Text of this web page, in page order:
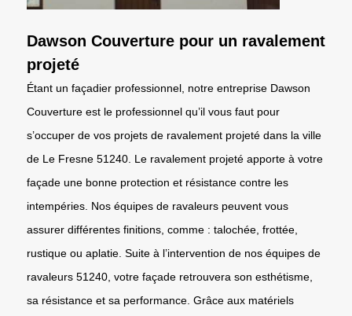
Dawson Couverture pour un ravalement
projeté
Étant un façadier professionnel, notre entreprise Dawson
Couverture est le professionnel qu’il vous faut pour
s’occuper de vos projets de ravalement projeté dans la ville
de Le Fresne 51240. Le ravalement projeté apporte à votre
façade une bonne protection et résistance contre les
intempéries. Nos équipes de ravaleurs peuvent vous
assurer différentes finitions, comme : talochée, frottée,
rustique ou aplatie. Suite à l’intervention de nos équipes de
ravaleurs 51240, votre façade retrouvera son esthétisme,
sa résistance et sa performance. Grâce aux matériels